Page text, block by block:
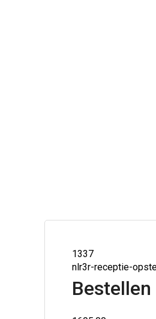
1337
nlr3r-receptie-
Bestellen